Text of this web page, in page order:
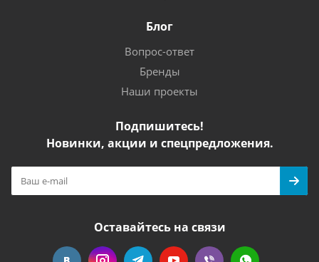
Блог
Вопрос-ответ
Бренды
Наши проекты
Подпишитесь!
Новинки, акции и спецпредложения.
Оставайтесь на связи